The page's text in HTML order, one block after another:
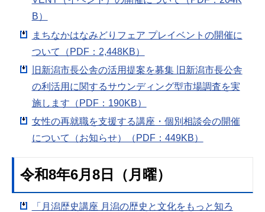
B）
まちなかはなみどりフェア プレイベントの開催に
ついて（PDF：2,448KB）
旧新潟市長公舎の活用提案を募集 旧新潟市長公舎
の利活用に関するサウンディング型市場調査を実
施します（PDF：190KB）
女性の再就職を支援する講座・個別相談会の開催
について（お知らせ）（PDF：449KB）
令和8年6月8日（月曜）
「月潟歴史講座 月潟の歴史と文化をもっと知ろ